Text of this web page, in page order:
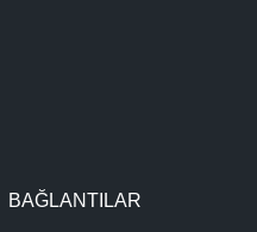
BAĞLANTILAR